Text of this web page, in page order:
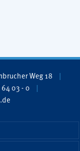
Weg 18
03 - 0